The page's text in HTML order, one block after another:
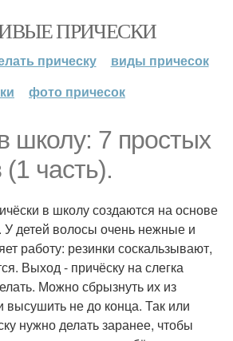
ПРИЧЕСКИ
прическу
виды причесок
фото причесок
школу: 7 простых
часть).
в школу создаются на основе
У детей волосы очень нежные и
работу: резинки соскальзывают,
Выход - причёску на слегка
Можно сбрызнуть их из
высушить не до конца. Так или
нужно делать заранее, чтобы